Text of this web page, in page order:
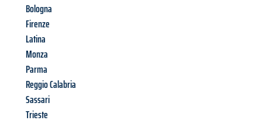
Bologna
Firenze
Latina
Monza
Parma
Reggio Calabria
Sassari
Trieste